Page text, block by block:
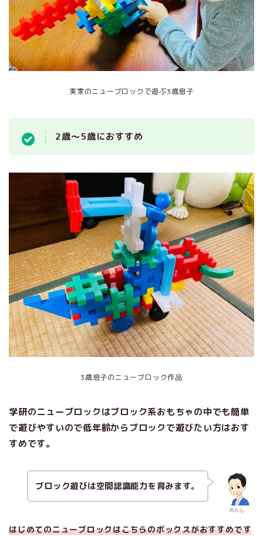
実家のニューブロックで遊ぶ3歳息子
2歳～5歳におすすめ
3歳息子のニューブロック作品
学研のニューブロックはブロック系おもちゃの中でも簡単
で遊びやすいので低年齢からブロックで遊びたい方はおす
すめです。
れんし
ブロック遊びは空間認識能力を育みます。
はじめてのニューブロックはこちらのボックスがおすすめです